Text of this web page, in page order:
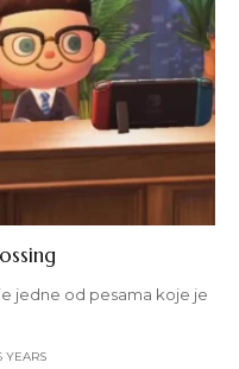
jedne od pesama koje je
YEARS